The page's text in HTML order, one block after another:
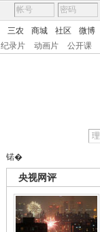
三农 商城 社区 微博
纪录片 动画片 公开课
锘�
央视网评